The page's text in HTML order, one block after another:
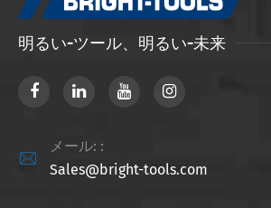
明るい-ツール、明るい-未来

メール: :
Sales@bright-tools.com